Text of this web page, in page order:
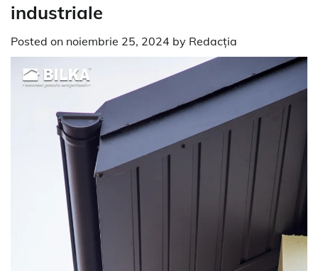
industriale
Posted on noiembrie 25, 2024 by Redacția